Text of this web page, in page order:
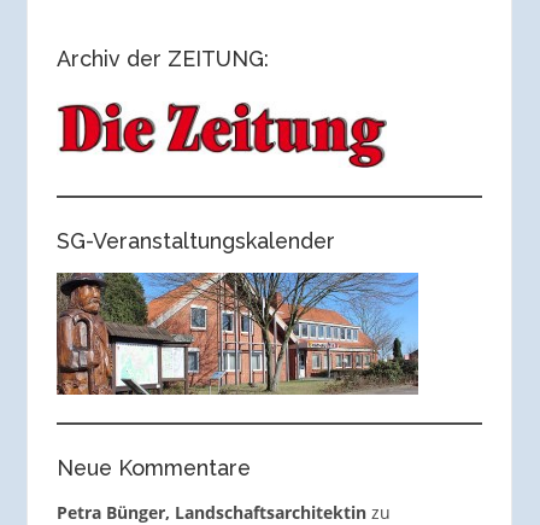
Archiv der ZEITUNG:
SG-Veranstaltungskalender
Neue Kommentare
Petra Bünger, Landschaftsarchitektinzu